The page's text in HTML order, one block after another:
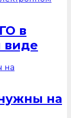
в
виде
на